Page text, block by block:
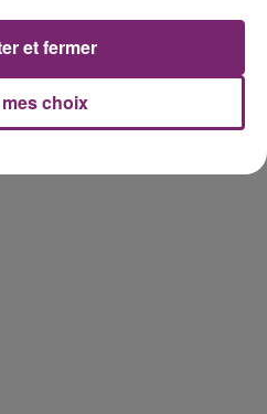
de la région sont
soir pour la Gironde
choix
et fermer